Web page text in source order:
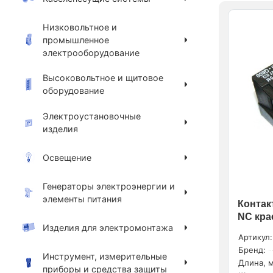
NC
Артикул:
Бренд:
Длина,
Низковольтное и
промышленное
электрооборудование
Высоковольтное и щитовое
оборудование
Электроустановочные
изделия
Освещение
Генераторы электроэнергии и
элементы питания
Изделия для электромонтажа
Инструмент, измерительные
приборы и средства защиты